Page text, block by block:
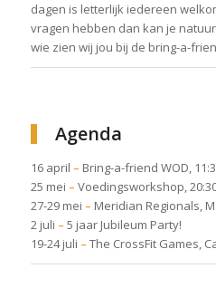
dagen is letterlijk iedereen
vragen hebben dan kan je
wie zien wij jou bij de bring-a-
Agenda
16 april – Bring-a-friend WOD,
25 mei – Voedingsworkshop,
27-29 mei – Meridian Regionals,
2 juli – 5 jaar Jubileum Party!
19-24 juli – The CrossFit Games,